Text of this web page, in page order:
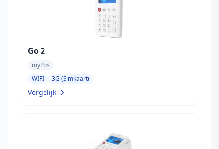
Go 2
myPos
WIFI
3G (Simkaart)
Vergelijk